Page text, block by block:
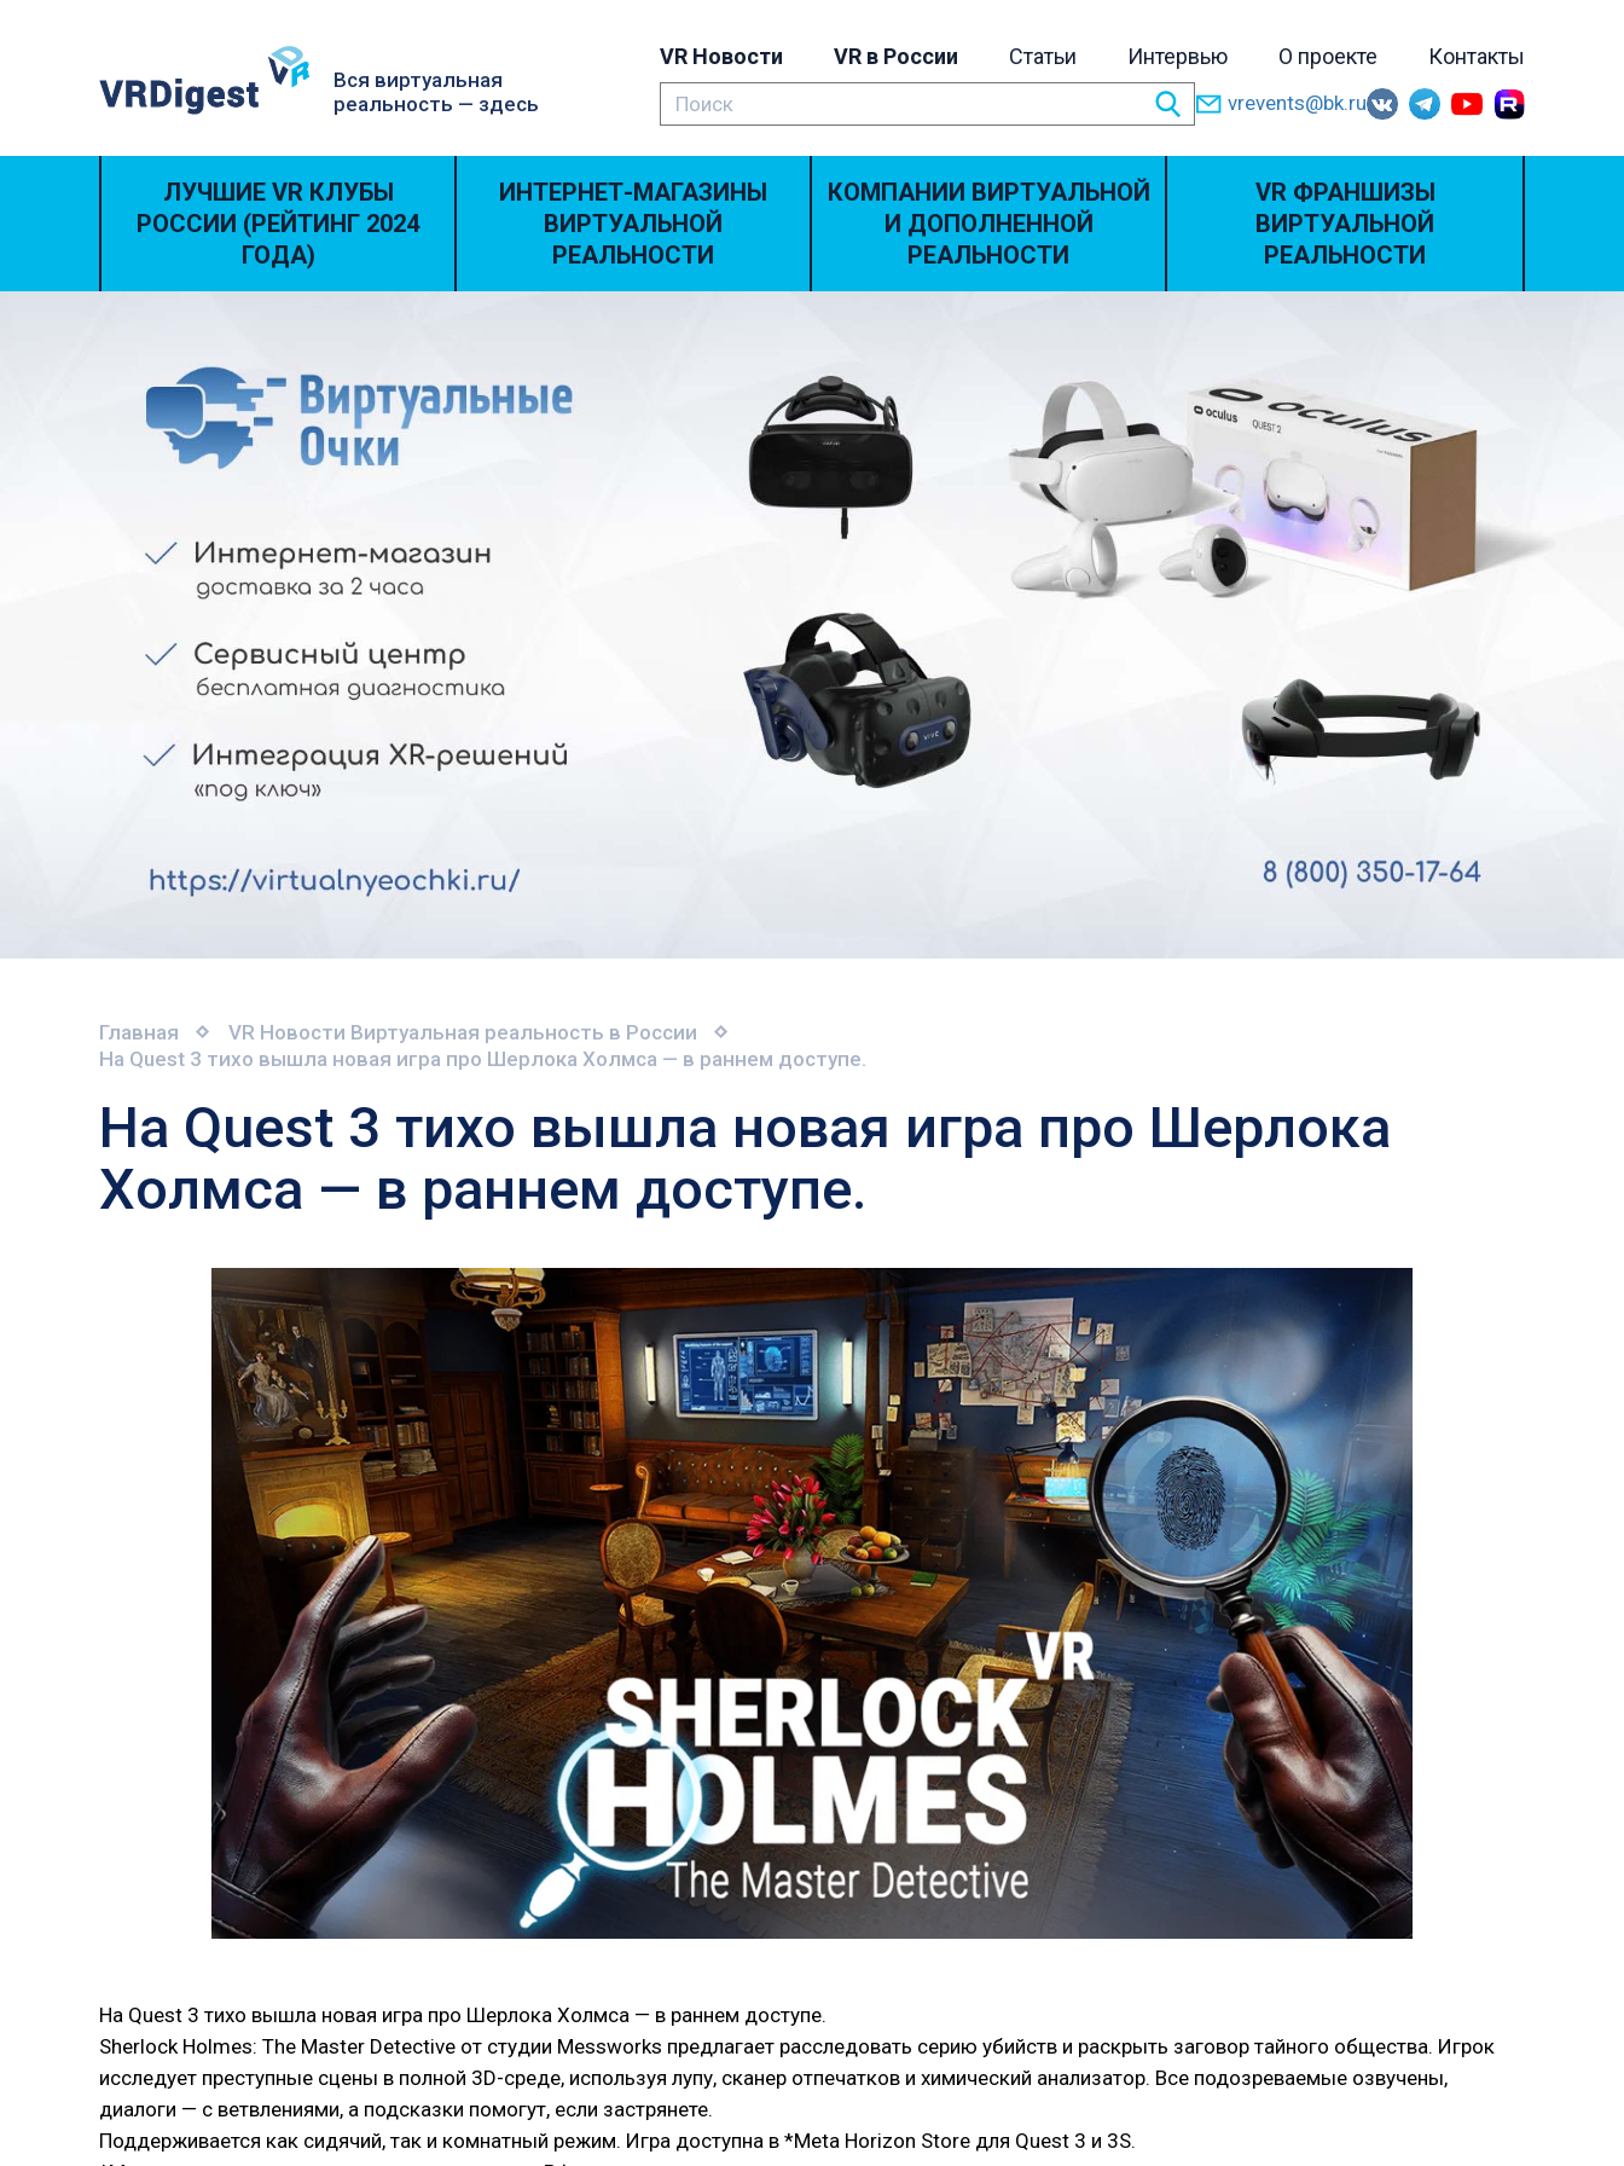
Вся виртуальная
реальность — здесь
VR Новости VR в России Статьи Интервью О проекте Контакты
vrevents@bk.ru
ЛУЧШИЕ VR КЛУБЫ
РОССИИ (РЕЙТИНГ 2024
ГОДА)
ИНТЕРНЕТ-МАГАЗИНЫ
ВИРТУАЛЬНОЙ
РЕАЛЬНОСТИ
КОМПАНИИ ВИРТУАЛЬНОЙ
И ДОПОЛНЕННОЙ
РЕАЛЬНОСТИ
VR ФРАНШИЗЫ
ВИРТУАЛЬНОЙ
РЕАЛЬНОСТИ
Главная VR Новости Виртуальная реальность в России
На Quest 3 тихо вышла новая игра про Шерлока Холмса — в раннем доступе.
На Quest 3 тихо вышла новая игра про Шерлока
Холмса — в раннем доступе.
На Quest 3 тихо вышла новая игра про Шерлока Холмса — в раннем доступе.
Sherlock Holmes: The Master Detective от студии Messworks предлагает расследовать серию убийств и раскрыть заговор тайного общества. Игрок
исследует преступные сцены в полной 3D-среде, используя лупу, сканер отпечатков и химический анализатор. Все подозреваемые озвучены,
диалоги — с ветвлениями, а подсказки помогут, если застрянете.
Поддерживается как сидячий, так и комнатный режим. Игра доступна в *Meta Horizon Store для Quest 3 и 3S.